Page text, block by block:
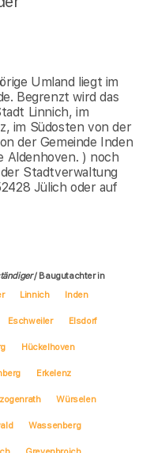
Umland liegt im
Begrenzt wird das
Linnich, im
im Südosten von der
der Gemeinde Inden
Aldenhoven. ) noch
Stadtverwaltung
Jülich oder auf
/ Baugutachter in
Linnich Inden
Eschweiler Elsdorf
Hückelhoven
Erkelenz
Würselen
Wassenberg